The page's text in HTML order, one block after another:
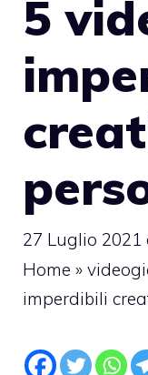
5
27 Luglio 2021
Home »
imperdibili